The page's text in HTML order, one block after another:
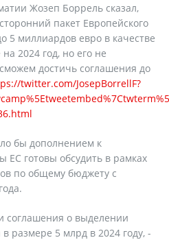
Жозеп Боррель сказал,
пакет Европейского
5 миллиардов евро в качестве
2024 год, но его не
достичь соглашения до
twitter.com/JosepBorrellF?
бы дополнением к
ЕС готовы обсудить в рамках
по общему бюджету с
соглашения о выделении
размере 5 млрд в 2024 году, -